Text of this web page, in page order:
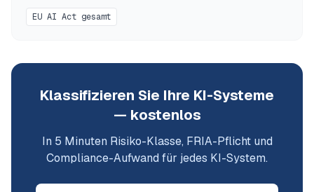
EU AI Act gesamt
Klassifizieren Sie Ihre KI-Systeme
— kostenlos
In 5 Minuten Risiko-Klasse, FRIA-Pflicht und
Compliance-Aufwand für jedes KI-System.